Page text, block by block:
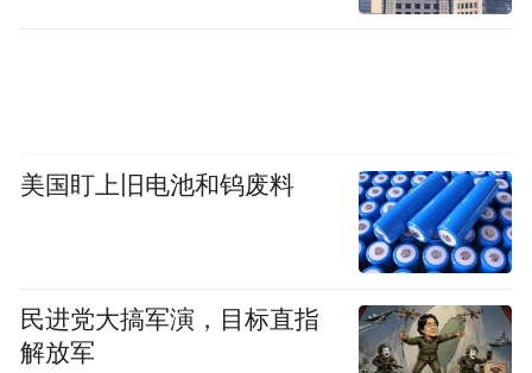
右手则是选择在透明甲片的指尖处贴上有夏
天意象的小贴纸，双手加起来既吸引目光，
又不至于太“吵眼睛”，是我们日常生活也能
借鉴的款式。
美国盯上旧电池和钨废料
民进党大搞军演，目标直指
解放军